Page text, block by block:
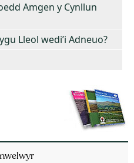
Amgen y Cynllun
Lleol wedi’i Adneuo?